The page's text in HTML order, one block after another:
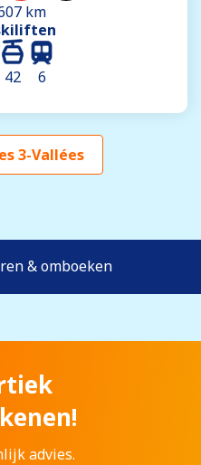
km
42 6
3-Vallées
& omboeken
advies.